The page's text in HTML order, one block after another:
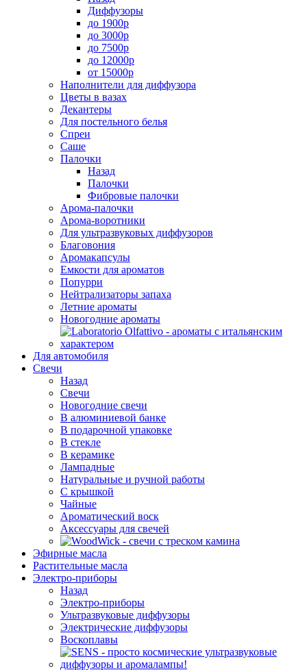
Диффузоры
до 1900р
до 3000р
до 7500р
до 12000р
от 15000р
Наполнители для диффузора
Цветы в вазах
Декантеры
Для постельного белья
Спреи
Саше
Палочки
Назад
Палочки
Фибровые палочки
Арома-палочки
Арома-воротники
Для ультразвуковых диффузоров
Благовония
Аромакапсулы
Емкости для ароматов
Попурри
Нейтрализаторы запаха
Летние ароматы
Новогодние ароматы
Для автомобиля
Свечи
Назад
Свечи
Новогодние свечи
В алюминиевой банке
В подарочной упаковке
В стекле
В керамике
Лампадные
Натуральные и ручной работы
С крышкой
Чайные
Ароматический воск
Аксессуары для свечей
Эфирные масла
Растительные масла
Электро-приборы
Назад
Электро-приборы
Ультразвуковые диффузоры
Электрические диффузоры
Воскоплавы